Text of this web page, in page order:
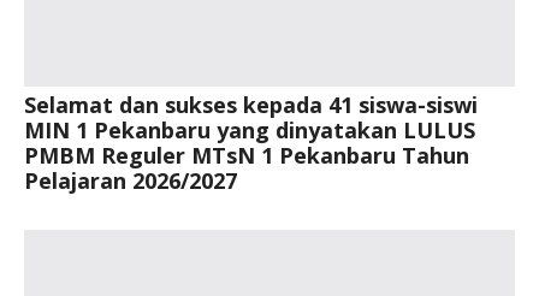
Selamat dan sukses kepada 41 siswa-siswi
MIN 1 Pekanbaru yang dinyatakan LULUS
PMBM Reguler MTsN 1 Pekanbaru Tahun
Pelajaran 2026/2027